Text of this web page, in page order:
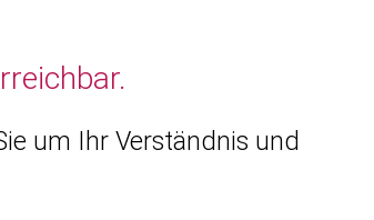
um Ihr Verständnis und